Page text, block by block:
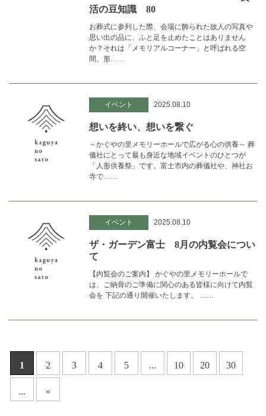
活の豆知識 80
お葬式に参列した際、会場に飾られた故人の写真や
思い出の品に、ふと足を止めたことはありません
か？それは「メモリアルコーナー」と呼ばれる空
間。形……
イベント 2025.08.10
想いを終い、想いを繋ぐ
～かぐやの里メモリーホールで広がる心の供養～ 葬
儀社にとって最も身近な地域イベントのひとつが
「人形供養祭」です。富士市内の葬儀社や、神社お
寺で……
イベント 2025.08.10
ザ・ガーデン富士 8月の内覧会につい
て
【内覧会のご案内】 かぐやの里メモリーホールで
は、ご納骨のご準備に関心のある皆様に向けて内覧
会を 下記の通り開催いたします。 ……
1 2 3 4 5 ... 10 20 30
... »